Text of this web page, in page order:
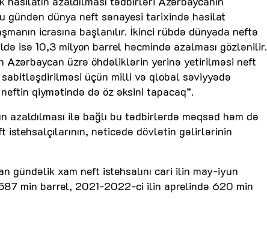
gündən dünya neft sənayesi tarixində hasilat
icrasına başlanılır. İkinci rübdə dünyada neftə
isə 10,3 milyon barrel həcmində azalması gözlənilir.
Azərbaycan üzrə öhdəliklərin yerinə yetirilməsi neft
sabitləşdirilməsi üçün milli və qlobal səviyyədə
qiymətində də öz əksini tapacaq”.
azaldılması ilə bağlı bu tədbirlərdə məqsəd həm də
nəticədə dövlətin gəlirlərinin
gündəlik xam neft istehsalını cari ilin may-iyun
min barrel, 2021-2022-ci ilin aprelində 620 min